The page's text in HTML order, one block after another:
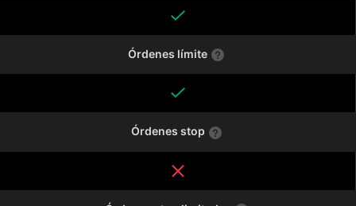
Órdenes límite
Órdenes stop